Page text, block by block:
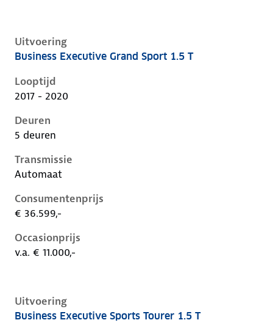
Uitvoering
Opel Insignia b, grand sport 1.5 t, 121 kW, Benzine, 5
Business Executive Grand Sport 1.5 T
Looptijd
2017 - 2020
Deuren
5 deuren
Transmissie
Automaat
Consumentenprijs
€ 36.599,-
Occasionprijs
v.a. € 11.000,-
Uitvoering
Opel Insignia b, sports tourer 1.5 t, 121 kW, Benzine,
Business Executive Sports Tourer 1.5 T